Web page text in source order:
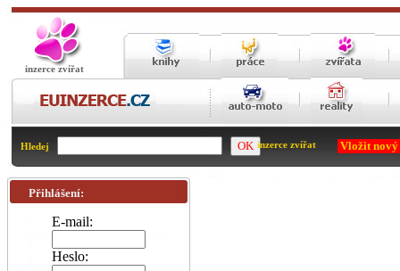
inzerce zvířat
Hledej inzerce zvířat Vložit
Přihlášení:
E-mail:
Heslo: